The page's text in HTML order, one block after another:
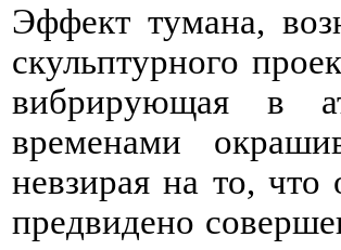
Эффект тумана,
скульптурного
вибрирующая в
временами
невзирая на то, что
предвидено